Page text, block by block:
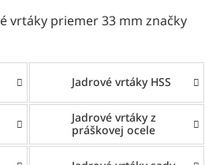
vrtáky priemer 33 mm značky
Jadrové vrtáky HSS
Jadrové vrtáky z
práškovej ocele